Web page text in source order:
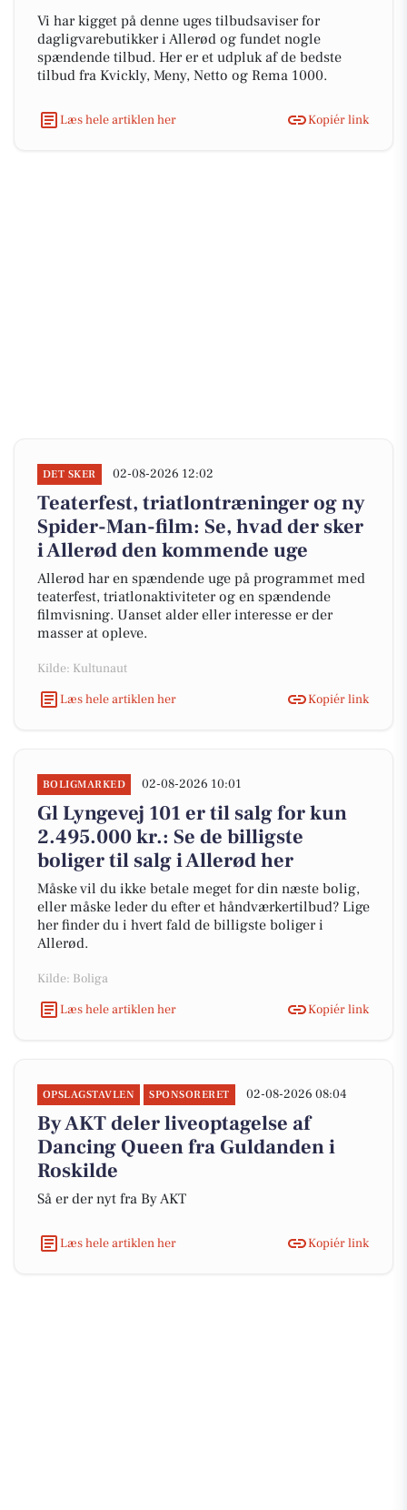
Vi har kigget på denne uges tilbudsaviser for
dagligvarebutikker i Allerød og fundet nogle
spændende tilbud. Her er et udpluk af de bedste
tilbud fra Kvickly, Meny, Netto og Rema 1000.
Læs hele artiklen her Kopiér link
DET SKER 02-08-2026 12:02
Teaterfest, triatlontræninger og ny
Spider-Man-film: Se, hvad der sker
i Allerød den kommende uge
Allerød har en spændende uge på programmet med
teaterfest, triatlonaktiviteter og en spændende
filmvisning. Uanset alder eller interesse er der
masser at opleve.
Kilde: Kultunaut
Læs hele artiklen her
Kopiér link
BOLIGMARKED 02-08-2026 10:01
Gl Lyngevej 101 er til salg for kun
2.495.000 kr.: Se de billigste
boliger til salg i Allerød her
Måske vil du ikke betale meget for din næste bolig,
eller måske leder du efter et håndværkertilbud? Lige
her finder du i hvert fald de billigste boliger i
Allerød.
Kilde: Boliga
Læs hele artiklen her
Kopiér link
OPSLAGSTAVLEN SPONSORERET 02-08-2026 08:04
By AKT deler liveoptagelse af
Dancing Queen fra Guldanden i
Roskilde
Så er der nyt fra By AKT
Læs hele artiklen her Kopiér link